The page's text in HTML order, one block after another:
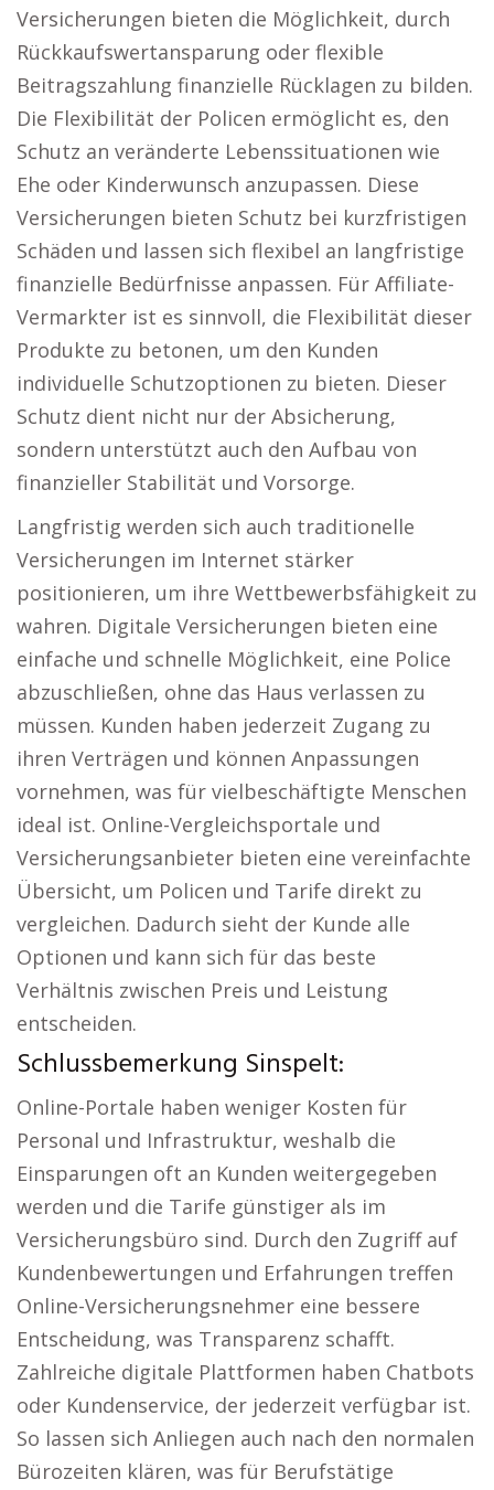
Versicherungen bieten die Möglichkeit, durch
Rückkaufswertansparung oder flexible
Beitragszahlung finanzielle Rücklagen zu bilden.
Die Flexibilität der Policen ermöglicht es, den
Schutz an veränderte Lebenssituationen wie
Ehe oder Kinderwunsch anzupassen. Diese
Versicherungen bieten Schutz bei kurzfristigen
Schäden und lassen sich flexibel an langfristige
finanzielle Bedürfnisse anpassen. Für Affiliate-
Vermarkter ist es sinnvoll, die Flexibilität dieser
Produkte zu betonen, um den Kunden
individuelle Schutzoptionen zu bieten. Dieser
Schutz dient nicht nur der Absicherung,
sondern unterstützt auch den Aufbau von
finanzieller Stabilität und Vorsorge.
Langfristig werden sich auch traditionelle
Versicherungen im Internet stärker
positionieren, um ihre Wettbewerbsfähigkeit zu
wahren. Digitale Versicherungen bieten eine
einfache und schnelle Möglichkeit, eine Police
abzuschließen, ohne das Haus verlassen zu
müssen. Kunden haben jederzeit Zugang zu
ihren Verträgen und können Anpassungen
vornehmen, was für vielbeschäftigte Menschen
ideal ist. Online-Vergleichsportale und
Versicherungsanbieter bieten eine vereinfachte
Übersicht, um Policen und Tarife direkt zu
vergleichen. Dadurch sieht der Kunde alle
Optionen und kann sich für das beste
Verhältnis zwischen Preis und Leistung
entscheiden.
Schlussbemerkung Sinspelt:
Online-Portale haben weniger Kosten für
Personal und Infrastruktur, weshalb die
Einsparungen oft an Kunden weitergegeben
werden und die Tarife günstiger als im
Versicherungsbüro sind. Durch den Zugriff auf
Kundenbewertungen und Erfahrungen treffen
Online-Versicherungsnehmer eine bessere
Entscheidung, was Transparenz schafft.
Zahlreiche digitale Plattformen haben Chatbots
oder Kundenservice, der jederzeit verfügbar ist.
So lassen sich Anliegen auch nach den normalen
Bürozeiten klären, was für Berufstätige